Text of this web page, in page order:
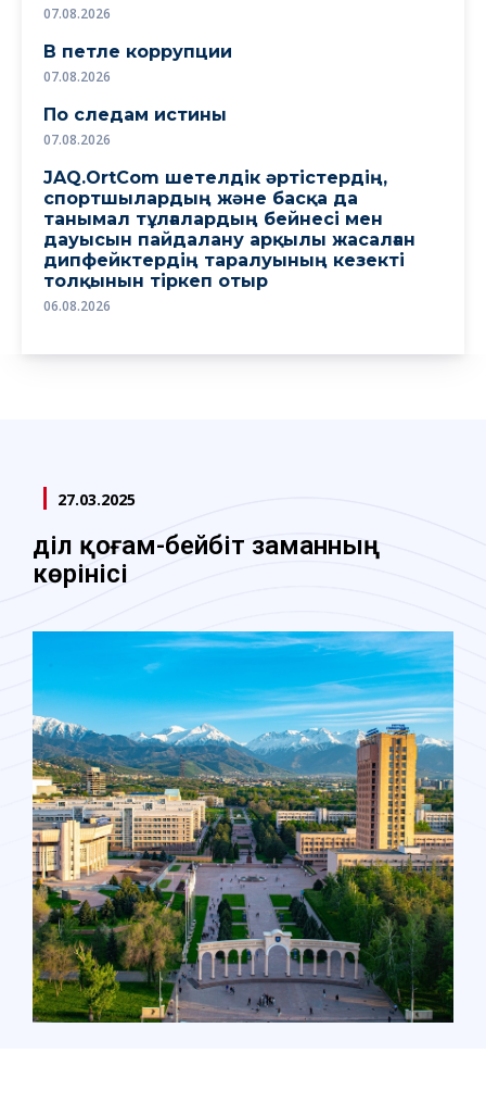
07.08.2026
В петле коррупции
07.08.2026
По следам истины
07.08.2026
JAQ.OrtCom шетелдік әртістердің,
спортшылардың және басқа да
танымал тұлғалардың бейнесі мен
дауысын пайдалану арқылы жасалған
дипфейктердің таралуының кезекті
толқынын тіркеп отыр
06.08.2026